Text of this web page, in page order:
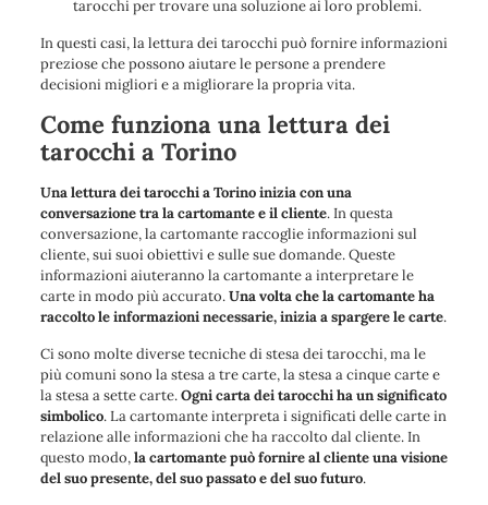
tarocchi per trovare una soluzione ai loro problemi.
In questi casi, la lettura dei tarocchi può fornire informazioni
preziose che possono aiutare le persone a prendere
decisioni migliori e a migliorare la propria vita.
Come funziona una lettura dei
tarocchi a Torino
Una lettura dei tarocchi a Torino inizia con una
conversazione tra la cartomante e il cliente. In questa
conversazione, la cartomante raccoglie informazioni sul
cliente, sui suoi obiettivi e sulle sue domande. Queste
informazioni aiuteranno la cartomante a interpretare le
carte in modo più accurato.Una volta che la cartomante ha
raccolto le informazioni necessarie, inizia a spargere le carte.
Ci sono molte diverse tecniche di stesa dei tarocchi, ma le
più comuni sono la stesa a tre carte, la stesa a cinque carte e
la stesa a sette carte.Ogni carta dei tarocchi ha un significato
simbolico. La cartomante interpreta i significati delle carte in
relazione alle informazioni che ha raccolto dal cliente. In
questo modo,la cartomante può fornire al cliente una visione
del suo presente, del suo passato e del suo futuro.